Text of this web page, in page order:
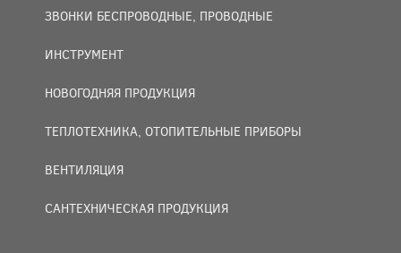
ЗВОНКИ БЕСПРОВОДНЫЕ, ПРОВОДНЫЕ
ИНСТРУМЕНТ
НОВОГОДНЯЯ ПРОДУКЦИЯ
ТЕПЛОТЕХНИКА, ОТОПИТЕЛЬНЫЕ ПРИБОРЫ
ВЕНТИЛЯЦИЯ
САНТЕХНИЧЕСКАЯ ПРОДУКЦИЯ